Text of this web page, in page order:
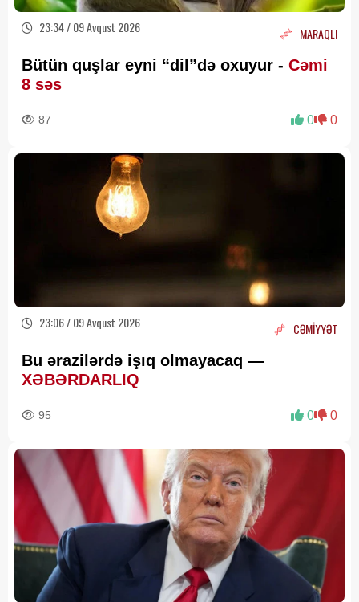
23:34 / 09 Avqust 2026 MARAQLI
Bütün quşlar eyni “dil”də oxuyur - Cəmi
8 səs
87 0 0
23:06 / 09 Avqust 2026 CƏMİYYƏT
Bu ərazilərdə işıq olmayacaq —
XƏBƏRDARLIQ
95 0 0